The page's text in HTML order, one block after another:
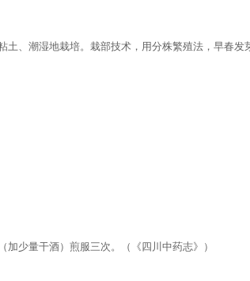
土、潮湿地栽培。栽部技术，用分株繁殖法，早春
少量干酒）煎服三次。（《四川中药志》）